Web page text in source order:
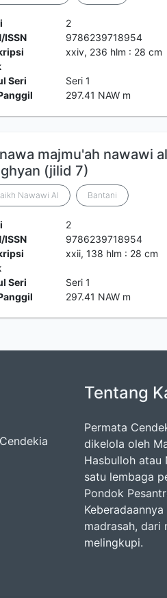
2
ISSN
9786239718954
xxiv, 236 hlm : 28 cm
Seri
Seri 1
297.41 NAW m
majmu'ah nawawi
(jilid 7)
Nawawi Al Bantani
2
ISSN
9786239718954
xxii, 138 hlm : 28 cm
Seri
Seri 1
297.41 NAW m
Tentang
Permata
dikelola oleh
Hasbulloh atau
satu lembaga
Pondok
madrasah, dari
melingkupi.